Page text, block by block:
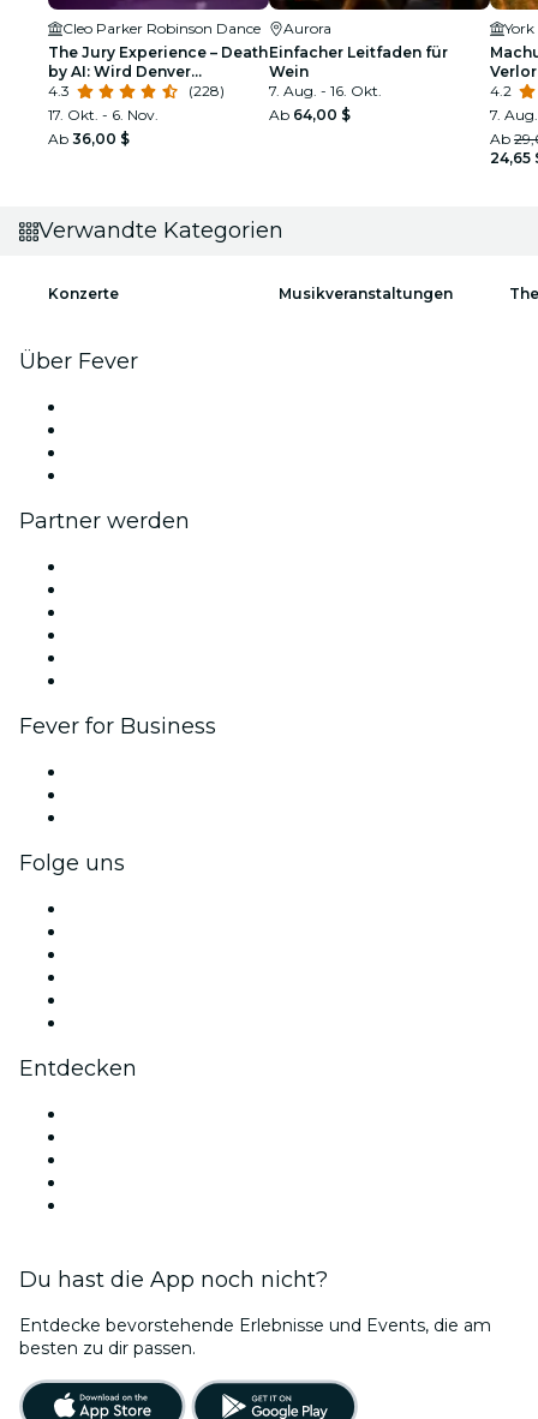
Cleo Parker Robinson Dance
The Jury Experience – Death
by AI: Wird Denver
Gerechtigkeit liefern?
4.3
(228)
17. Okt. - 6. Nov.
Ab 36,00 $
Aurora
Einfacher Leitfaden für
Wein
7. Aug. - 16. Okt.
Ab 64,00 $
York
4.2
7.
Ab
24,65
Verwandte Kategorien
Konzerte Musikveranstaltungen
Über Fever
Partner werden
Fever for Business
Folge uns
Entdecken
Du hast die App noch nicht?
Entdecke bevorstehende Erlebnisse und Events, die am
besten zu dir passen.